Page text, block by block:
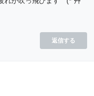
返信する